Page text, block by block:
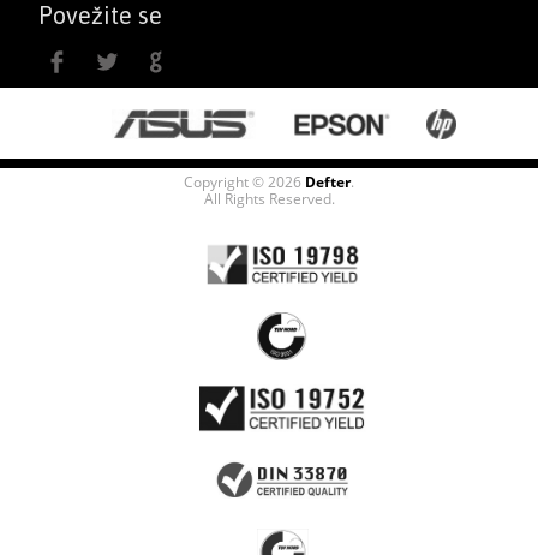
Povežite se
Copyright © 2026 Defter.
All Rights Reserved.